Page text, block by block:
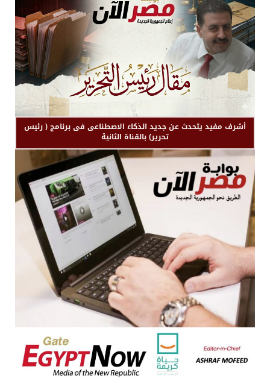
أشرف مفيد يتحدث عن جديد الذكاء الاصطناعى فى برنامج ( رئيس
تحرير) بالقناة الثانية